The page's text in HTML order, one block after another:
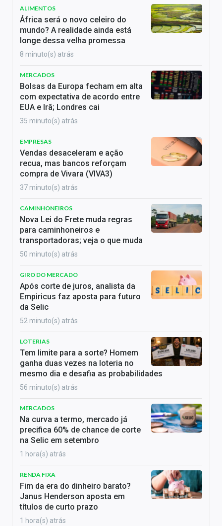
ALIMENTOS
África será o novo celeiro do
mundo? A realidade ainda está
longe dessa velha promessa
8 minuto(s) atrás
MERCADOS
Bolsas da Europa fecham em alta
com expectativa de acordo entre
EUA e Irã; Londres cai
35 minuto(s) atrás
EMPRESAS
Vendas desaceleram e ação
recua, mas bancos reforçam
compra de Vivara (VIVA3)
37 minuto(s) atrás
CAMINHONEIROS
Nova Lei do Frete muda regras
para caminhoneiros e
transportadoras; veja o que muda
50 minuto(s) atrás
GIRO DO MERCADO
Após corte de juros, analista da
Empiricus faz aposta para futuro
da Selic
52 minuto(s) atrás
LOTERIAS
Tem limite para a sorte? Homem
ganha duas vezes na loteria no
mesmo dia e desafia as probabilidades
56 minuto(s) atrás
MERCADOS
Na curva a termo, mercado já
precifica 60% de chance de corte
na Selic em setembro
1 hora(s) atrás
RENDA FIXA
Fim da era do dinheiro barato?
Janus Henderson aposta em
títulos de curto prazo
1 hora(s) atrás